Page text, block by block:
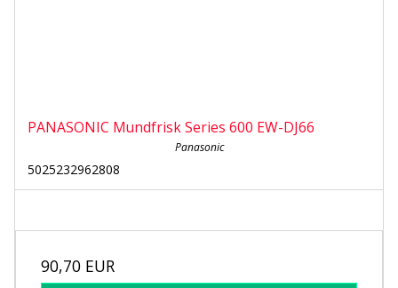
PANASONIC Mundfrisk Series 600 EW-DJ66
Panasonic
5025232962808
90,70 EUR